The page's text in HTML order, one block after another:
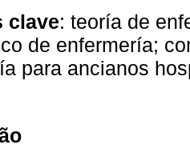
clave: teoría de
de enfermería;
para ancianos